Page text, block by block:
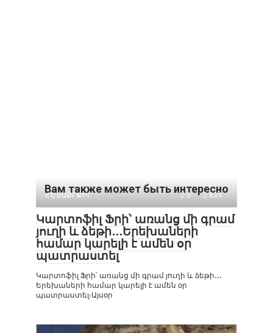
Вам также может быть интересно
ՀԵՏԱՔՐՔԻՐ 0 834
Կարտոֆիլ Ֆրի՝ առանց մի գրամ
յուղի և ձեթի․․․Երեխաների
համար կարելի է ամեն օր
պատրաստել
Կարտոֆիլ Ֆրի՝ առանց մի գրամ յուղի և ձեթի․․․
Երեխաների համար կարելի է ամեն օր
պատրաստել։Այսօր